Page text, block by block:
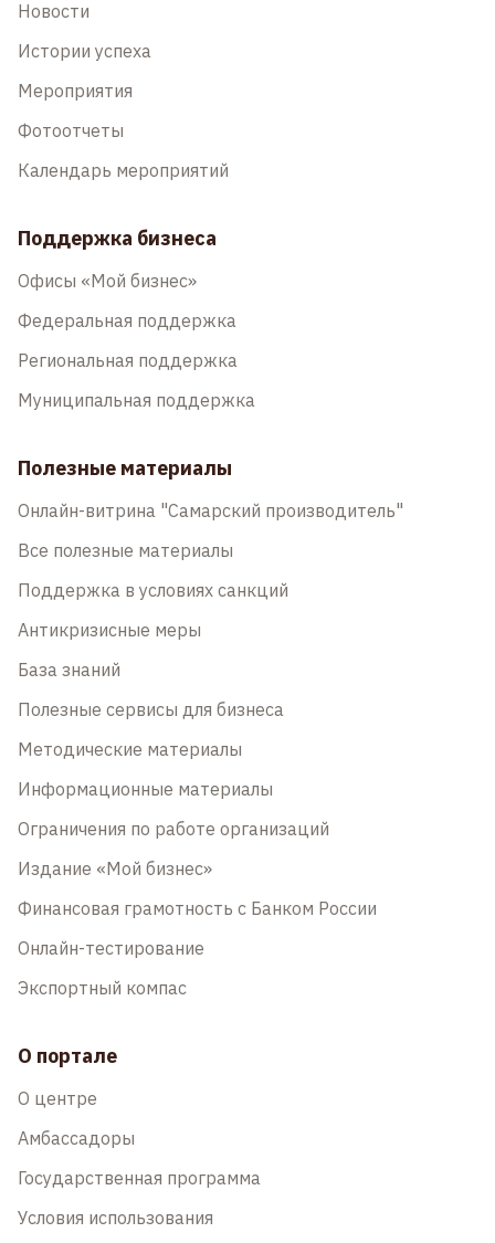
Новости
Истории успеха
Мероприятия
Фотоотчеты
Календарь мероприятий
Поддержка бизнеса
Офисы «Мой бизнес»
Федеральная поддержка
Региональная поддержка
Муниципальная поддержка
Полезные материалы
Онлайн-витрина "Самарский производитель"
Все полезные материалы
Поддержка в условиях санкций
Антикризисные меры
База знаний
Полезные сервисы для бизнеса
Методические материалы
Информационные материалы
Ограничения по работе организаций
Издание «Мой бизнес»
Финансовая грамотность с Банком России
Онлайн-тестирование
Экспортный компас
О портале
О центре
Амбассадоры
Государственная программа
Условия использования